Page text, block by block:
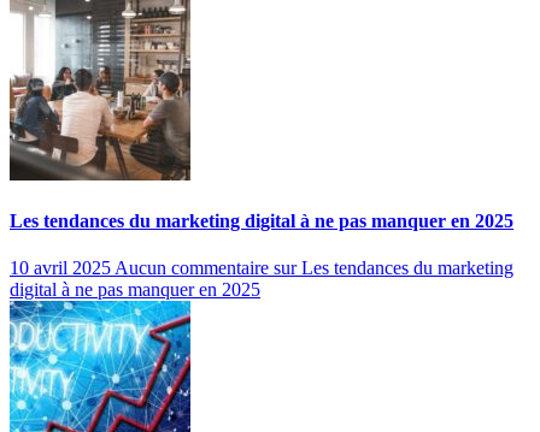
Les tendances du marketing digital à ne pas manquer en 2025
10 avril 2025 Aucun commentaire sur Les tendances du marketing
digital à ne pas manquer en 2025